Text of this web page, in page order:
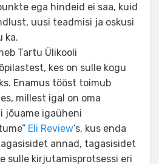
ega hindeid ei saa, kuid
uusi teadmisi ja oskusi
ka.
Tartu Ülikooli
kes on sulle kogu
Enamus tööst toimub
millest igal on oma
jõuame igaüheni
Eli Review’s, kus enda
annad, tagasisidet
sulle kirjutamisprotsessi eri